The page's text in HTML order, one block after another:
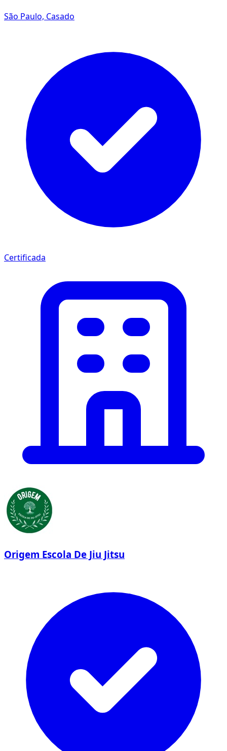
São Paulo, Casado
Certificada
Origem Escola De Jiu Jitsu